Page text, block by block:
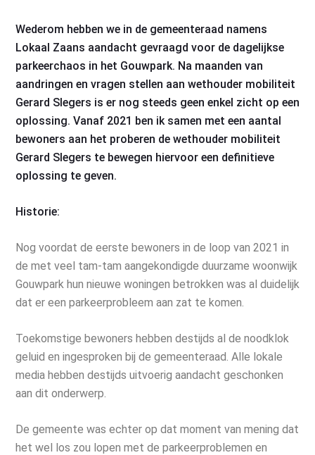
Wederom hebben we in de gemeenteraad namens
Lokaal Zaans aandacht gevraagd voor de dagelijkse
parkeerchaos in het Gouwpark. Na maanden van
aandringen en vragen stellen aan wethouder mobiliteit
Gerard Slegers is er nog steeds geen enkel zicht op een
oplossing. Vanaf 2021 ben ik samen met een aantal
bewoners aan het proberen de wethouder mobiliteit
Gerard Slegers te bewegen hiervoor een definitieve
oplossing te geven.
Historie:
Nog voordat de eerste bewoners in de loop van 2021 in
de met veel tam-tam aangekondigde duurzame woonwijk
Gouwpark hun nieuwe woningen betrokken was al duidelijk
dat er een parkeerprobleem aan zat te komen.
Toekomstige bewoners hebben destijds al de noodklok
geluid en ingesproken bij de gemeenteraad. Alle lokale
media hebben destijds uitvoerig aandacht geschonken
aan dit onderwerp.
De gemeente was echter op dat moment van mening dat
het wel los zou lopen met de parkeerproblemen en